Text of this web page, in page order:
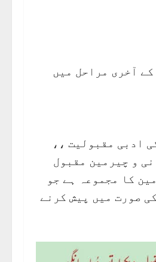
کے آخری مراحل میں
٫٫ مقبول ذکی مقبول کی ادبی مقبولیت ،،
و چیرمین مقبول
کا مجموعہ ہے جو
صورت میں پیش کرنے